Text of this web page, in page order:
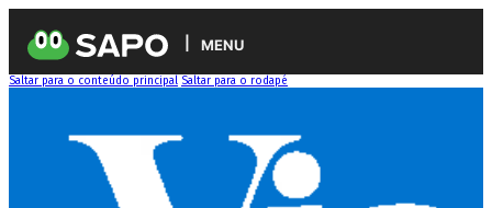
MENU
Saltar para o conteúdo principal Saltar para o rodapé